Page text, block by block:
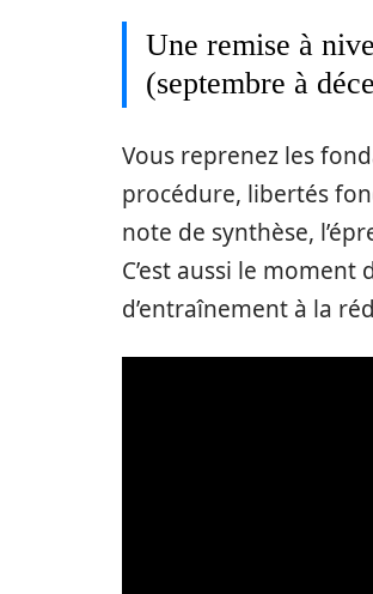
Une remise à
(septembre à
Vous reprenez les
procédure, libertés
note de synthèse,
C’est aussi le
d’entraînement à la